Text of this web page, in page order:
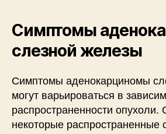
Симптомы
слезной железы
Симптомы аденокарциномы
могут варьироваться в
распространенности опухоли.
некоторые распространенные